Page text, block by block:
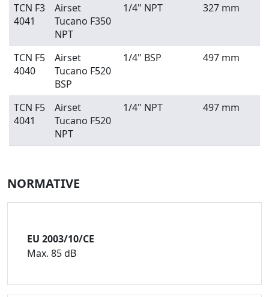
TCN F3
4041
Airset
Tucano F350
NPT
1/4" NPT 327 mm
TCN F5
4040
Airset
Tucano F520
BSP
1/4" BSP 497 mm
TCN F5
4041
Airset
Tucano F520
NPT
1/4" NPT 497 mm
NORMATIVE
EU 2003/10/CE
Max. 85 dB